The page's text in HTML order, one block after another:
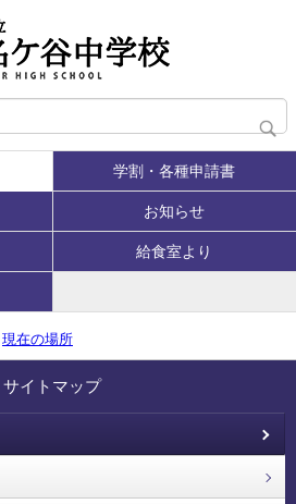
学割・各種申請書
お知らせ
給食室より
現在の場所
サイトマップ